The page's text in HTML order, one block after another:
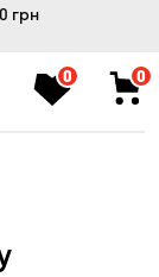
грн
0 0